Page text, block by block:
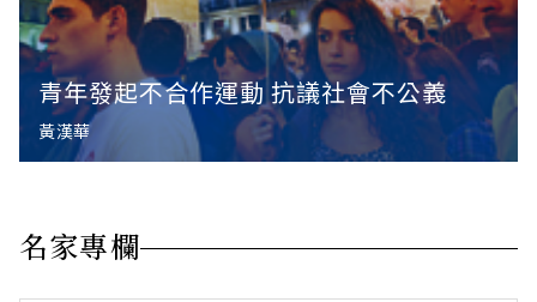
青年發起不合作運動 抗議社會不公義
黃漢華
名家專欄